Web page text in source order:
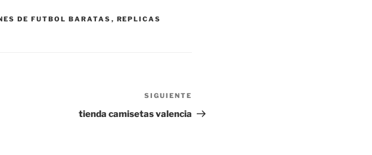
DE FUTBOL BARATAS , REPLICAS
entrada
SIGUIENTE
tienda camisetas valencia